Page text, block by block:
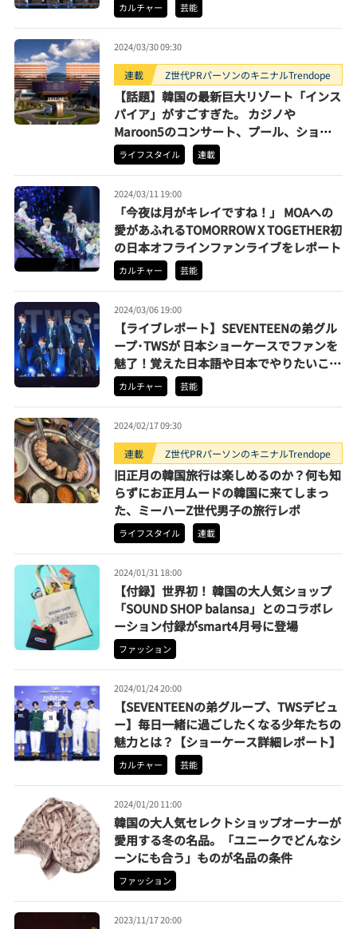
カルチャー 芸能
2024/03/30 09:30
連載 Z世代PRパーソンのキニナルTrendope
【話題】韓国の最新巨大リゾート「インス
パイア」がすごすぎた。 カジノや
Maroon5のコンサート、プール、ショッ
ピングまでまるっと堪能
ライフスタイル 連載
2024/03/11 19:00
「今夜は月がキレイですね！」 MOAへの
愛があふれるTOMORROW X TOGETHER初
の日本オフラインファンライブをレポート
カルチャー 芸能
2024/03/06 19:00
【ライブレポート】SEVENTEENの弟グル
ープ･TWSが 日本ショーケースでファンを
魅了！覚えた日本語や日本でやりたいこと
も明かす
カルチャー 芸能
2024/02/17 09:30
連載 Z世代PRパーソンのキニナルTrendope
旧正月の韓国旅行は楽しめるのか？何も知
らずにお正月ムードの韓国に来てしまっ
た、ミーハーZ世代男子の旅行レポ
ライフスタイル 連載
2024/01/31 18:00
【付録】世界初！ 韓国の大人気ショップ
「SOUND SHOP balansa」とのコラボレ
ーション付録がsmart4月号に登場
ファッション
2024/01/24 20:00
【SEVENTEENの弟グループ、TWSデビュ
ー】毎日一緒に過ごしたくなる少年たちの
魅力とは？【ショーケース詳細レポート】
カルチャー 芸能
2024/01/20 11:00
韓国の大人気セレクトショップオーナーが
愛用する冬の名品。「ユニークでどんなシ
ーンにも合う」ものが名品の条件
ファッション
2023/11/17 20:00